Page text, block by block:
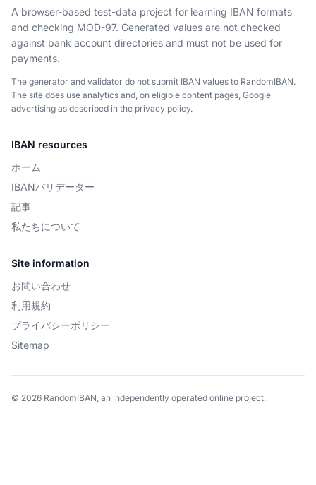
A browser-based test-data project for learning IBAN formats
and checking MOD-97. Generated values are not checked
against bank account directories and must not be used for
payments.
The generator and validator do not submit IBAN values to RandomIBAN.
The site does use analytics and, on eligible content pages, Google
advertising as described in the privacy policy.
IBAN resources
ホーム
IBANバリデーター
記事
私たちについて
Site information
お問い合わせ
利用規約
プライバシーポリシー
Sitemap
© 2026 RandomIBAN, an independently operated online project.